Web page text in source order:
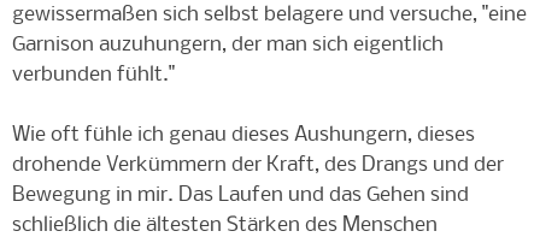
gewissermaßen sich selbst belagere und versuche, "eine
Garnison auzuhungern, der man sich eigentlich
verbunden fühlt."
Wie oft fühle ich genau dieses Aushungern, dieses
drohende Verkümmern der Kraft, des Drangs und der
Bewegung in mir. Das Laufen und das Gehen sind
schließlich die ältesten Stärken des Menschen